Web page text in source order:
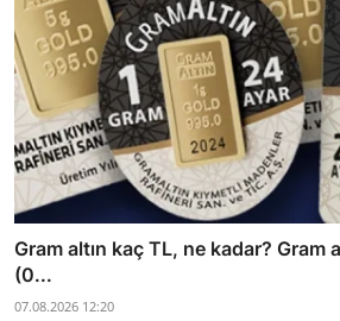
Gram altın kaç TL, ne kadar? Gram
(0...
07.08.2026 12:20